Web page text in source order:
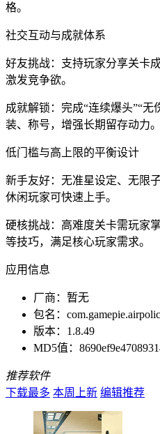
格。
社交互动与成就体系
好友挑战：支持玩家分享关卡
激发竞争欲。
成就解锁：完成“连续爆头”“
装、称号，增强长期留存动力。
低门槛与高上限的平衡设计
新手友好：无准星设定、无限
休闲玩家可快速上手。
硬核挑战：高难度关卡需玩家
等技巧，满足核心玩家需求。
应用信息
厂商： 暂无
包名：
版本： 1.8.49
MD5值：
推荐软件
下载最多 本周上新 编辑推荐